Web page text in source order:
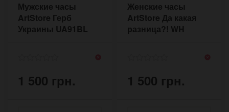
Мужские часы
ArtStore Герб
Украины UA91BL
1 500 грн.
Женские часы
ArtStore Да какая
разница?! WH
1 500 грн.